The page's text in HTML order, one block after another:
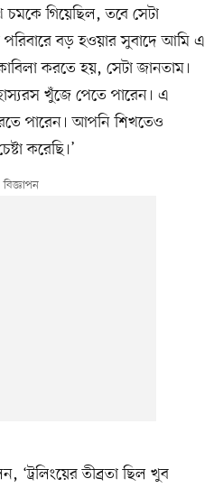
গিয়েছিল, তবে সেটা
পরিবারে বড় হওয়ার সুবাদে আমি এ
করতে হয়, সেটা জানতাম।
খুঁজে পেতে পারেন। এ
পারেন। আপনি শিখতেও
করেছি।’
‘ট্রলিংয়ের তীব্রতা ছিল খুব